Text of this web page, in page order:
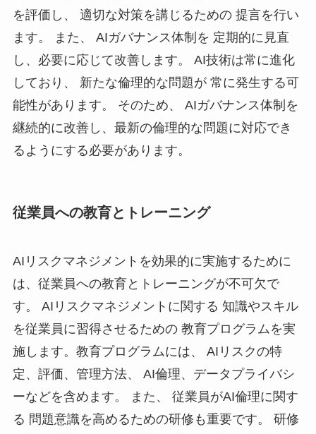
を評価し、 適切な対策を講じるための 提言を行い
ます。 また、 AIガバナンス体制を 定期的に見直
し、必要に応じて改善します。 AI技術は常に進化
しており、 新たな倫理的な問題が 常に発生する可
能性があります。 そのため、 AIガバナンス体制を
継続的に改善し、最新の倫理的な問題に対応でき
るようにする必要があります。
従業員への教育とトレーニング
AIリスクマネジメントを効果的に実施するために
は、従業員への教育とトレーニングが不可欠で
す。 AIリスクマネジメントに関する 知識やスキル
を従業員に習得させるための 教育プログラムを実
施します。教育プログラムには、 AIリスクの特
定、評価、管理方法、 AI倫理、データプライバシ
ーなどを含めます。 また、 従業員がAI倫理に関す
る 問題意識を高めるための研修も重要です。 研修